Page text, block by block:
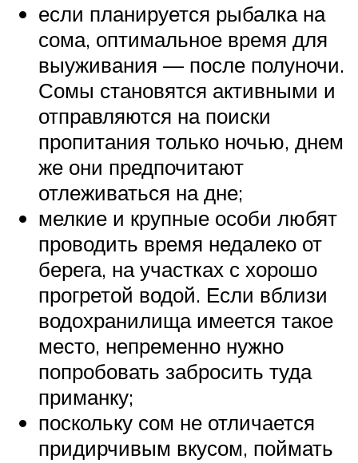
если планируется рыбалка на
сома, оптимальное время для
выуживания — после полуночи.
Сомы становятся активными и
отправляются на поиски
пропитания только ночью, днем
же они предпочитают
отлеживаться на дне;
мелкие и крупные особи любят
проводить время недалеко от
берега, на участках с хорошо
прогретой водой. Если вблизи
водохранилища имеется такое
место, непременно нужно
попробовать забросить туда
приманку;
поскольку сом не отличается
придирчивым вкусом, поймать